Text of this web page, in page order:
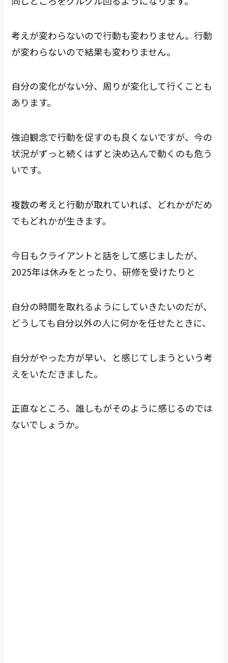
考えが変わらないので行動も変わりません。行動
が変わらないので結果も変わりません。
自分の変化がない分、周りが変化して行くことも
あります。
強迫観念で行動を促すのも良くないですが、今の
状況がずっと続くはずと決め込んで動くのも危う
いです。
複数の考えと行動が取れていれば、どれかがだめ
でもどれかが生きます。
今日もクライアントと話をして感じましたが、
2025年は休みをとったり、研修を受けたりと
自分の時間を取れるようにしていきたいのだが、
どうしても自分以外の人に何かを任せたときに、
自分がやった方が早い、と感じてしまうという考
えをいただきました。
正直なところ、誰しもがそのように感じるのでは
ないでしょうか。